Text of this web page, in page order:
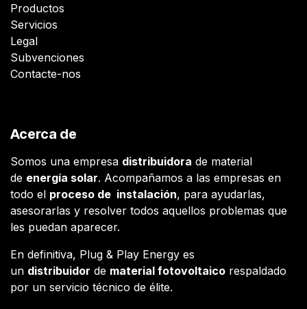
Productos
Servicios
Legal
Subvenciones
Contacte-nos
Acerca de
Somos una empresa distribuidora de material
de energía solar. Acompañamos a las empresas en
todo el proceso de instalación, para ayudarlas,
asesorarlas y resolver todos aquellos problemas que
les puedan aparecer.
En definitiva, Plug & Play Energy es
un distribuidor de material fotovoltaico respaldado
por un servicio técnico de élite.